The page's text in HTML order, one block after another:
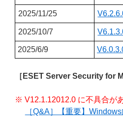
2025/11/25
2025/10/7
2025/6/9
［ESET Server Security for
※ V12.1.12012.0 に不具合が
［Q&A］【重要】